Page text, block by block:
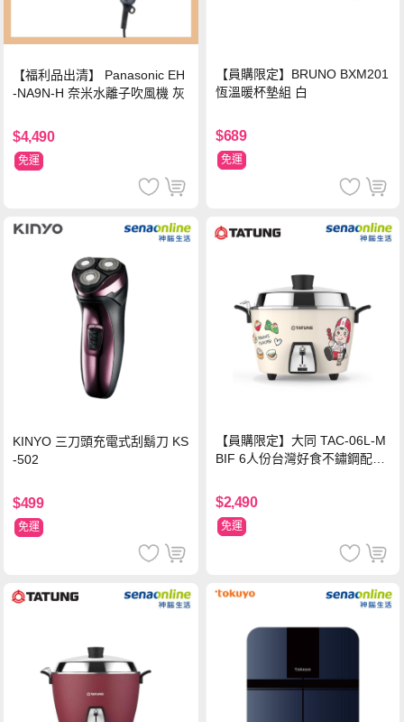
【福利品出清】 Panasonic EH
-NA9N-H 奈米水離子吹風機 灰
$4,490
免運
【員購限定】BRUNO BXM201
恆溫暖杯墊組 白
$689
免運
KINYO 三刀頭充電式刮鬍刀 KS
-502
$499
免運
【員購限定】大同 TAC-06L-M
BIF 6人份台灣好食不鏽鋼配件
$2,490
免運